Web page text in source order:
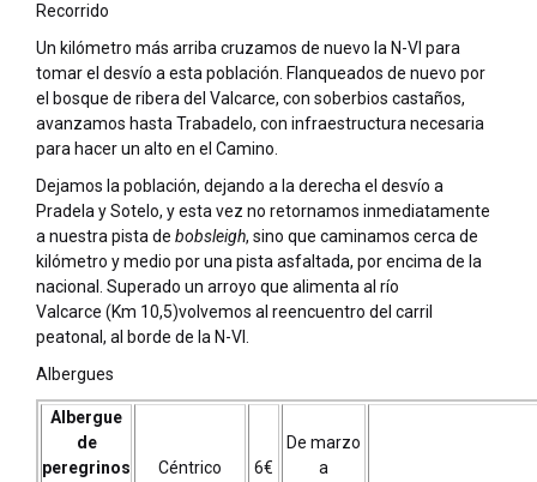
Recorrido
Un kilómetro más arriba cruzamos de nuevo la N-VI para
tomar el desvío a esta población. Flanqueados de nuevo por
el bosque de ribera del Valcarce, con soberbios castaños,
avanzamos hasta Trabadelo, con infraestructura necesaria
para hacer un alto en el Camino.
Dejamos la población, dejando a la derecha el desvío a
Pradela y Sotelo, y esta vez no retornamos inmediatamente
a nuestra pista de bobsleigh, sino que caminamos cerca de
kilómetro y medio por una pista asfaltada, por encima de la
nacional. Superado un arroyo que alimenta al río
Valcarce (Km 10,5)volvemos al reencuentro del carril
peatonal, al borde de la N-VI.
Albergues
Albergue
de
peregrinos
Céntrico 6€
De marzo
a